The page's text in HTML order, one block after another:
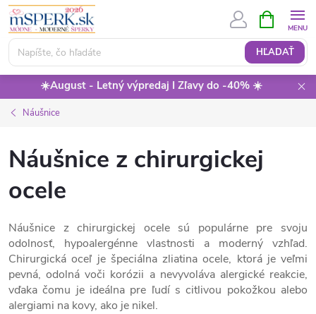
Prejsť
obsah
HĽADAŤ
KOŠÍK
☀️August - Letný výpredaj I Zľavy do -40% ☀️
Náušnice
Náušnice z chirurgickej
ocele
Náušnice z chirurgickej ocele sú populárne pre svoju
odolnosť, hypoalergénne vlastnosti a moderný vzhľad.
Chirurgická oceľ je špeciálna zliatina ocele, ktorá je veľmi
pevná, odolná voči korózii a nevyvoláva alergické reakcie,
vďaka čomu je ideálna pre ľudí s citlivou pokožkou alebo
alergiami na kovy, ako je nikel.